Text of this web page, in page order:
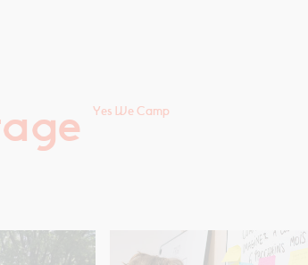
Yes We Camp